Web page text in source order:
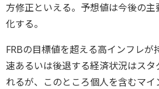
方修正といえる。予想値は今後の
化する。
FRBの目標値を超える高インフレが
速あるいは後退する経済状況はス
れるが、このところ個人を含むマ